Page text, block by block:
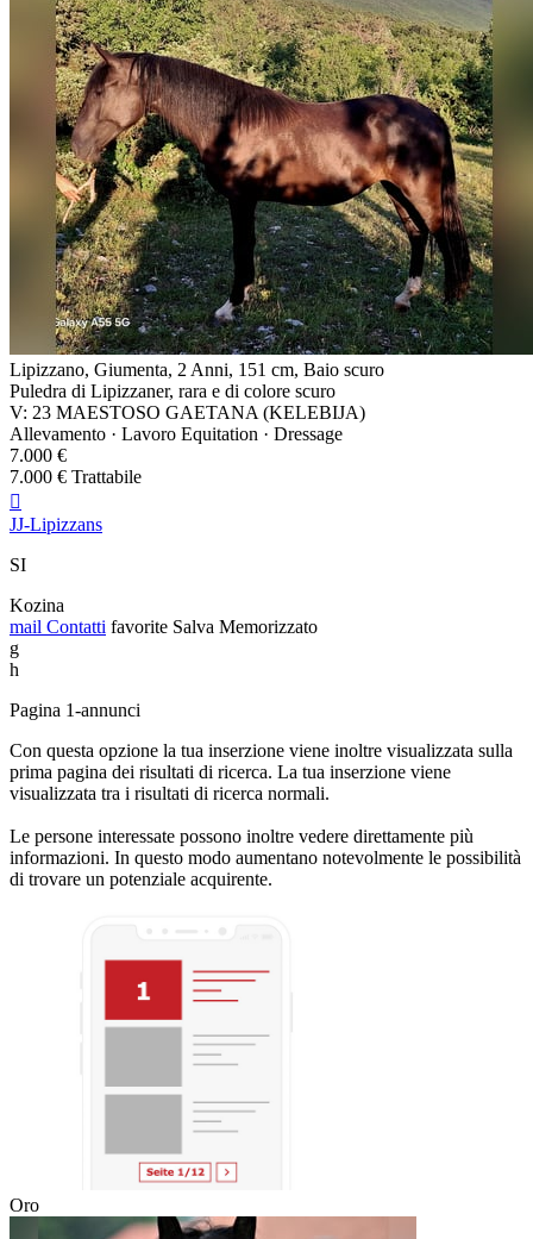
Lipizzano, Giumenta, 2 Anni, 151 cm, Baio scuro
Puledra di Lipizzaner, rara e di colore scuro
V: 23 MAESTOSO GAETANA (KELEBIJA)
Allevamento · Lavoro Equitation · Dressage
7.000 €
7.000 € Trattabile

JJ-Lipizzans
SI
Kozina
mail Contatti favorite Salva Memorizzato
g
h
Pagina 1-annunci
Con questa opzione la tua inserzione viene inoltre visualizzata sulla
prima pagina dei risultati di ricerca. La tua inserzione viene
visualizzata tra i risultati di ricerca normali.
Le persone interessate possono inoltre vedere direttamente più
informazioni. In questo modo aumentano notevolmente le possibilità
di trovare un potenziale acquirente.
Oro